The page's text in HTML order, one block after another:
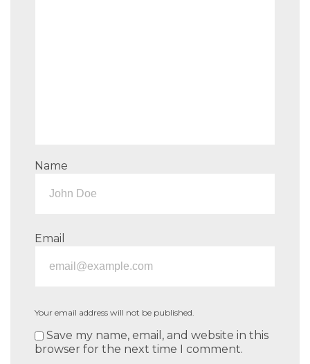
Name
Email
Your email address will not be published.
Save my name, email, and website in this
browser for the next time I comment.